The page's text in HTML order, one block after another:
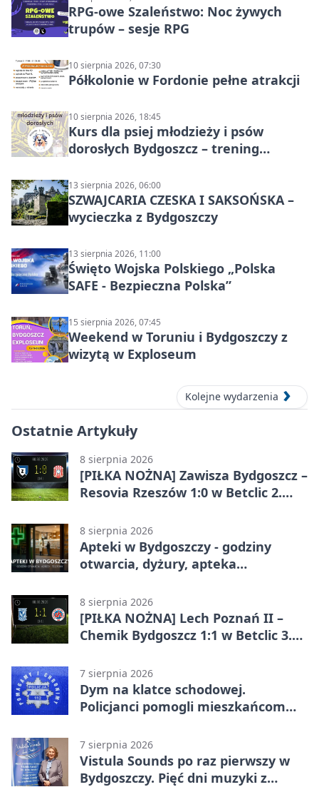
RPG-owe Szaleństwo: Noc żywych
trupów – sesje RPG
10 sierpnia 2026, 07:30
Półkolonie w Fordonie pełne atrakcji
10 sierpnia 2026, 18:45
Kurs dla psiej młodzieży i psów
dorosłych Bydgoszcz – trening
13 sierpnia 2026, 06:00
SZWAJCARIA CZESKA I SAKSOŃSKA –
wycieczka z Bydgoszczy
13 sierpnia 2026, 11:00
Święto Wojska Polskiego „Polska
SAFE - Bezpieczna Polska”
15 sierpnia 2026, 07:45
Weekend w Toruniu i Bydgoszczy z
wizytą w Exploseum
Kolejne wydarzenia
Ostatnie Artykuły
8 sierpnia 2026
[PIŁKA NOŻNA] Zawisza Bydgoszcz –
Resovia Rzeszów 1:0 w Betclic 2.
8 sierpnia 2026
Apteki w Bydgoszczy - godziny
otwarcia, dyżury, apteka
8 sierpnia 2026
[PIŁKA NOŻNA] Lech Poznań II –
Chemik Bydgoszcz 1:1 w Betclic 3.
Bydgoszczanie wywieźli punkt z
Wronek
7 sierpnia 2026
Dym na klatce schodowej.
Policjanci pomogli mieszkańcom
7 sierpnia 2026
Vistula Sounds po raz pierwszy w
Bydgoszczy. Pięć dni muzyki z